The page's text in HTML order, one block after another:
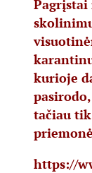
kurioje
tačiau
https://